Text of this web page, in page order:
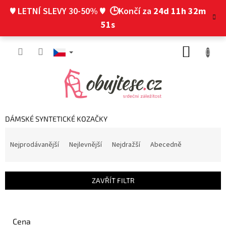
♥ LETNÍ SLEVY 30-50% ♥ 🕒Končí za 24d 11h 32m
50s
DÁMSKÉ SYNTETICKÉ KOZAČKY
í
Nejprodávanější Nejlevnější Nejdražší Abecedně
ZAVŘÍT FILTR
Cena